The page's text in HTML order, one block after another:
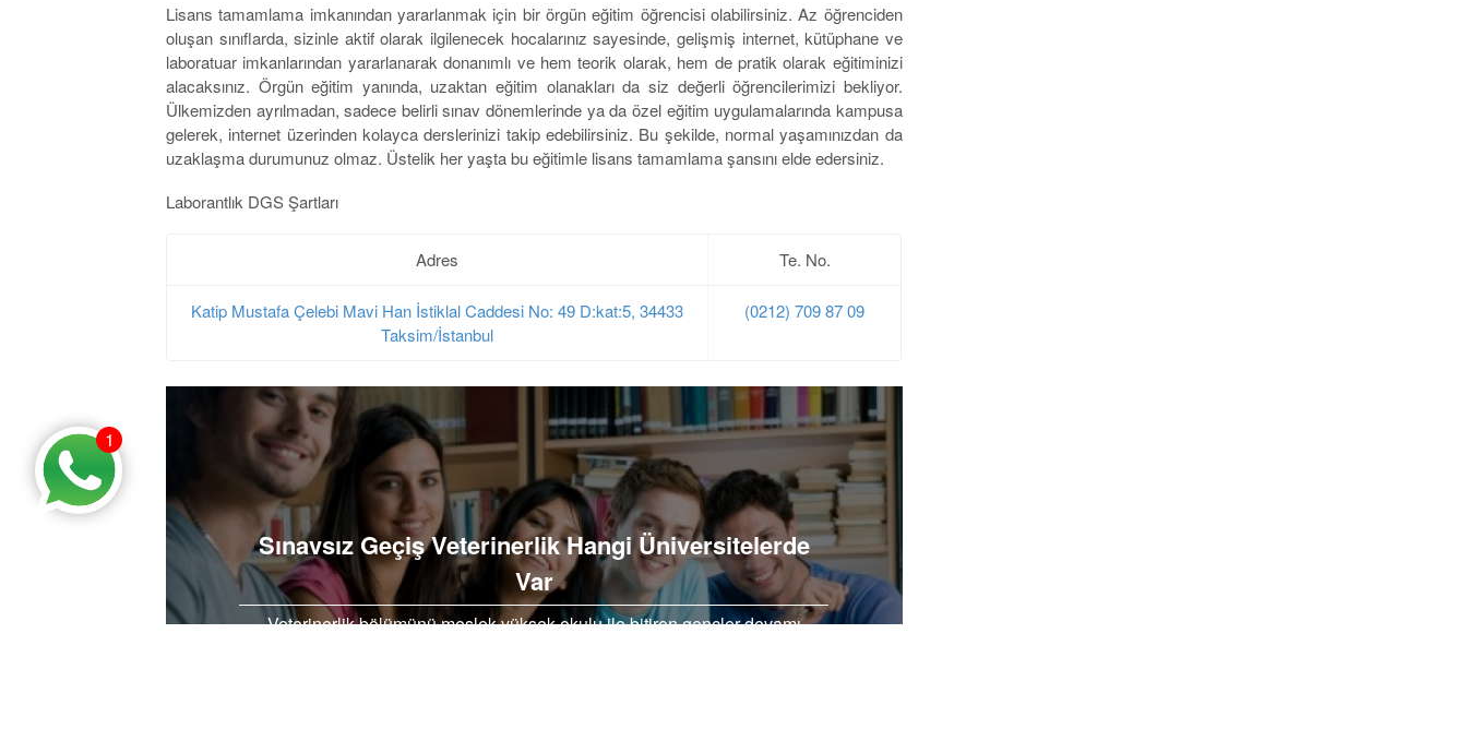
Lisans tamamlama imkanından yararlanmak için bir örgün eğitim öğrencisi olabilirsiniz. Az öğrenciden
oluşan sınıflarda, sizinle aktif olarak ilgilenecek hocalarınız sayesinde, gelişmiş internet, kütüphane ve
laboratuar imkanlarından yararlanarak donanımlı ve hem teorik olarak, hem de pratik olarak eğitiminizi
alacaksınız. Örgün eğitim yanında, uzaktan eğitim olanakları da siz değerli öğrencilerimizi bekliyor.
Ülkemizden ayrılmadan, sadece belirli sınav dönemlerinde ya da özel eğitim uygulamalarında kampusa
gelerek, internet üzerinden kolayca derslerinizi takip edebilirsiniz. Bu şekilde, normal yaşamınızdan da
uzaklaşma durumunuz olmaz. Üstelik her yaşta bu eğitimle lisans tamamlama şansını elde edersiniz.
Laborantlık DGS Şartları
Adres Te. No.
Katip Mustafa Çelebi Mavi Han İstiklal Caddesi No: 49 D:kat:5, 34433
Taksim/İstanbul
(0212) 709 87 09
Sınavsız Geçiş Veterinerlik Hangi Üniversitelerde
Var
Veterinerlik bölümünü meslek yüksek okulu ile bitiren gençler devamı
1